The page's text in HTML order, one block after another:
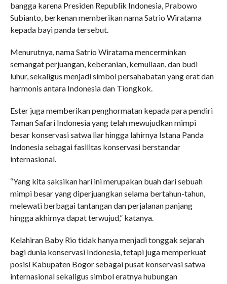
bangga karena Presiden Republik Indonesia, Prabowo
Subianto, berkenan memberikan nama Satrio Wiratama
kepada bayi panda tersebut.
Menurutnya, nama Satrio Wiratama mencerminkan
semangat perjuangan, keberanian, kemuliaan, dan budi
luhur, sekaligus menjadi simbol persahabatan yang erat dan
harmonis antara Indonesia dan Tiongkok.
Ester juga memberikan penghormatan kepada para pendiri
Taman Safari Indonesia yang telah mewujudkan mimpi
besar konservasi satwa liar hingga lahirnya Istana Panda
Indonesia sebagai fasilitas konservasi berstandar
internasional.
“Yang kita saksikan hari ini merupakan buah dari sebuah
mimpi besar yang diperjuangkan selama bertahun-tahun,
melewati berbagai tantangan dan perjalanan panjang
hingga akhirnya dapat terwujud,” katanya.
Kelahiran Baby Rio tidak hanya menjadi tonggak sejarah
bagi dunia konservasi Indonesia, tetapi juga memperkuat
posisi Kabupaten Bogor sebagai pusat konservasi satwa
internasional sekaligus simbol eratnya hubungan